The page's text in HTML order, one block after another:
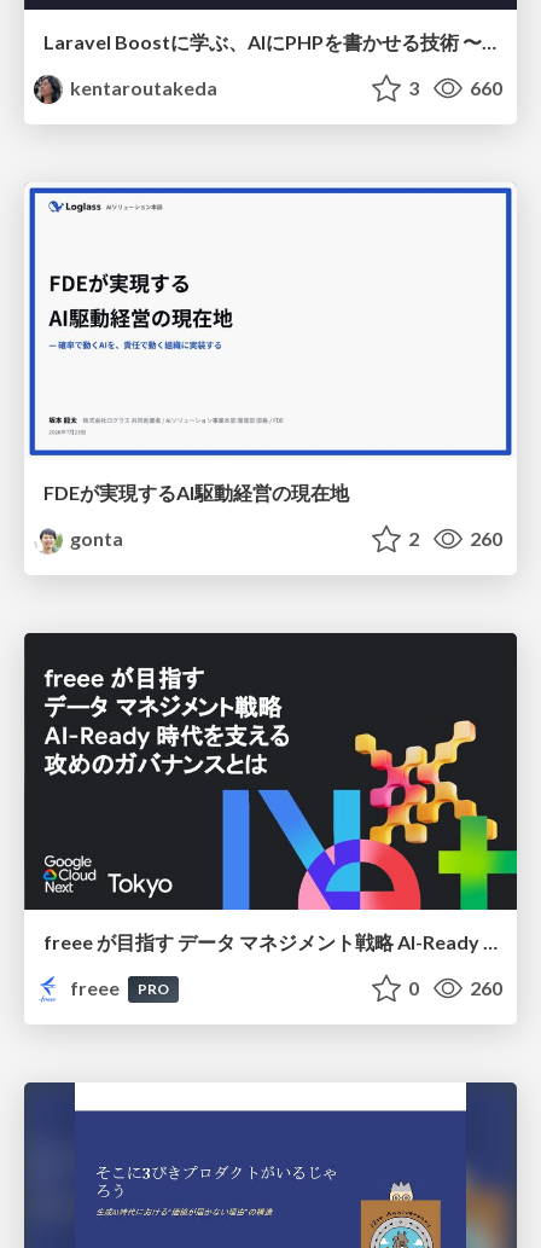
Laravel Boostに学ぶ、AIにPHPを書かせる技術 〜OSSの実装から蒸留するエージェント制御の王道〜
kentaroutakeda
3 660
FDEが実現するAI駆動経営の現在地
gonta
2 260
freee が目指す データ マネジメント戦略 AI-Ready 時代を支える 攻めのガバナンスとは
freee
PRO 0 260